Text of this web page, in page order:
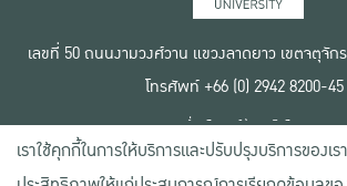
เลขที่ 50 ถนนงามวงศ์วาน แขวงลาดยาว เขตจตุจัก
โทรศัพท์ +66 (0) 2942 8200-45
เงื่อนไขการใช้งานเว็บไซต์
ข้อตกลงด้านสิทธิ์ใช้งาน
นโยบายความเป็นส่วนตัว
เราใช้คุกกี้ในการให้บริการและปรับปรุงบริการของเ